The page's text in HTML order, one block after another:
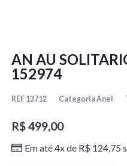
AN AU
152974
REF 13712 CategoriaAnel
R$499,00
Em até 4x de R$ 124,75